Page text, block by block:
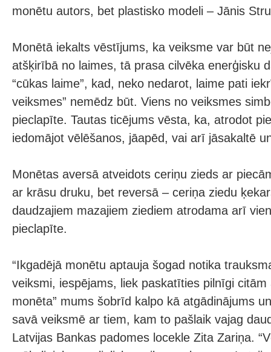
monētu autors, bet plastisko modeli – Jānis
Monētā iekalts vēstījums, ka veiksme var būt
atšķirībā no laimes, tā prasa cilvēka enerģisku
“cūkas laime”, kad, neko nedarot, laime pati
veiksmes” nemēdz būt. Viens no veiksmes
pieclapīte. Tautas ticējums vēsta, ka, atrodot
iedomājot vēlēšanos, jāapēd, vai arī jāsakaltē
Monētas aversā atveidots ceriņu zieds ar
ar krāsu druku, bet reversā – ceriņa ziedu
daudzajiem mazajiem ziediem atrodama arī
pieclapīte.
“Ikgadējā monētu aptauja šogad notika
veiksmi, iespējams, liek paskatīties pilnīgi citām
monēta” mums šobrīd kalpo kā atgādinājums
savā veiksmē ar tiem, kam to pašlaik vajag
Latvijas Bankas padomes locekle Zita Zariņa.